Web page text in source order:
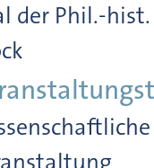
der Phil.-hist.